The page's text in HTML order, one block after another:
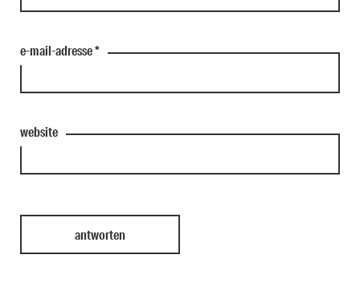
e-mail-adresse*
website